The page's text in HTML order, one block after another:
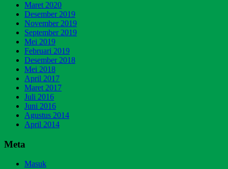
Maret 2020
Desember 2019
November 2019
September 2019
Mei 2019
Februari 2019
Desember 2018
Mei 2018
April 2017
Maret 2017
Juli 2016
Juni 2016
Agustus 2014
April 2014
Meta
Masuk